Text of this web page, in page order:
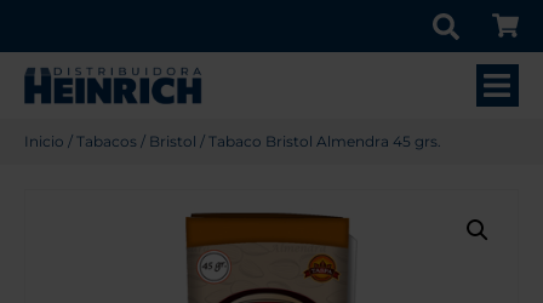
Inicio / Tabacos / Bristol / Tabaco Bristol Almendra 45 grs.